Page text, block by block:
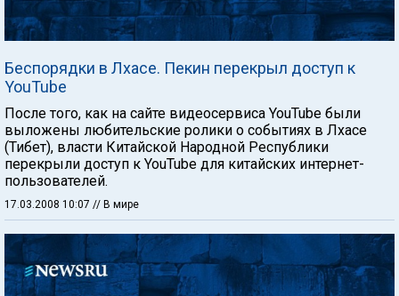
Беспорядки в Лхасе. Пекин перекрыл доступ к
YouTube
После того, как на сайте видеосервиса YouTube были
выложены любительские ролики о событиях в Лхасе
(Тибет), власти Китайской Народной Республики
перекрыли доступ к YouTube для китайских интернет-
пользователей.
17.03.2008 10:07 // В мире